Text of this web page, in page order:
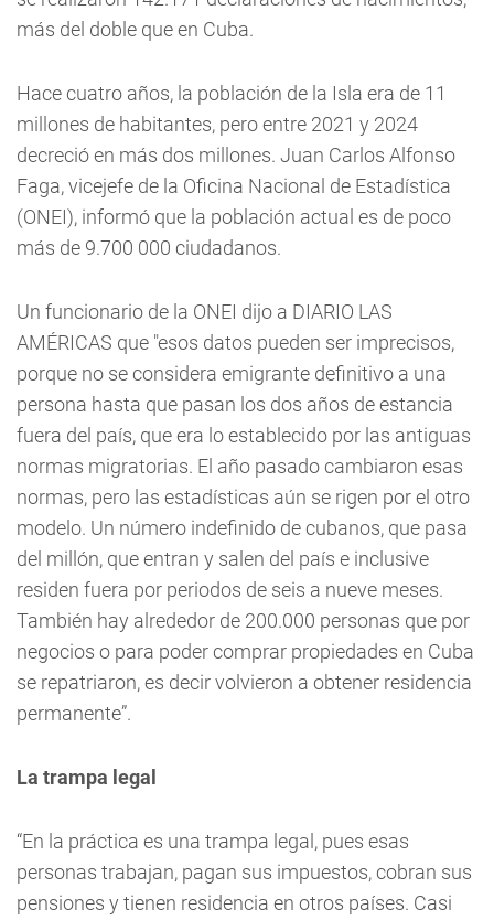
más del doble que en Cuba.
Hace cuatro años, la población de la Isla era de 11
millones de habitantes, pero entre 2021 y 2024
decreció en más dos millones. Juan Carlos Alfonso
Faga, vicejefe de la Oficina Nacional de Estadística
(ONEI), informó que la población actual es de poco
más de 9.700 000 ciudadanos.
Un funcionario de la ONEI dijo a DIARIO LAS
AMÉRICAS que "esos datos pueden ser imprecisos,
porque no se considera emigrante definitivo a una
persona hasta que pasan los dos años de estancia
fuera del país, que era lo establecido por las antiguas
normas migratorias. El año pasado cambiaron esas
normas, pero las estadísticas aún se rigen por el otro
modelo. Un número indefinido de cubanos, que pasa
del millón, que entran y salen del país e inclusive
residen fuera por periodos de seis a nueve meses.
También hay alrededor de 200.000 personas que por
negocios o para poder comprar propiedades en Cuba
se repatriaron, es decir volvieron a obtener residencia
permanente”.
La trampa legal
“En la práctica es una trampa legal, pues esas
personas trabajan, pagan sus impuestos, cobran sus
pensiones y tienen residencia en otros países. Casi